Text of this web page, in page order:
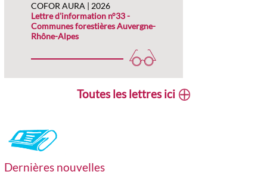
COFOR AURA | 2026
Lettre d'information n°33 -
Communes forestières Auvergne-
Rhône-Alpes
Toutes les lettres ici
Dernières nouvelles